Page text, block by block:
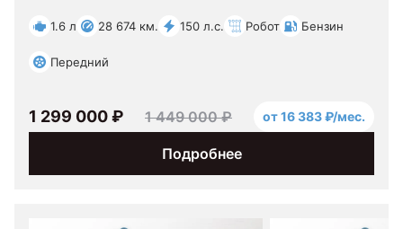
1.6 л 28 674 км. 150 л.с. Робот Бензин
Передний
Подробнее
1 299 000 ₽ 1 449 000 ₽ от 16 383 ₽/мес.